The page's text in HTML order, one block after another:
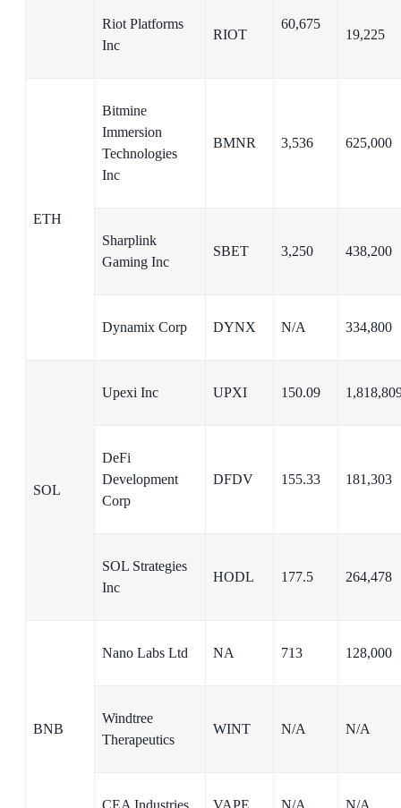
Riot Platforms
Inc
RIOT
60,675
19,225
ETH
Bitmine
Immersion
Technologies
Inc
BMNR 3,536 625,000
Sharplink
Gaming Inc
SBET 3,250 438,200
Dynamix Corp DYNX N/A 334,800
SOL
Upexi Inc UPXI 150.09
DeFi
Development
Corp
DFDV 155.33 181,303
SOL Strategies
Inc
HODL 177.5 264,478
BNB
Nano Labs Ltd NA 713 128,000
Windtree
Therapeutics
WINT N/A N/A
CEA Industries VAPE N/A N/A